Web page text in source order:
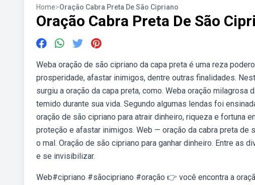
Home>Oração Cabra Preta De São Cipriano
Oração Cabra Preta De São
Weba oração de são cipriano da capa preta é uma reza
prosperidade, afastar inimigos, dentre outras finalidades.
surgiu a oração da capa preta, como. Weba oração
temido durante sua vida. Segundo algumas lendas foi
oração de são cipriano para atrair dinheiro, riqueza e fortuna
proteção e afastar inimigos. Web — oração da cabra preta de
o mal. Oração de são cipriano para ganhar dinheiro. Entre as
e se invisibilizar.
Web#cipriano #sãocipriano #oração 👉 você encontra a